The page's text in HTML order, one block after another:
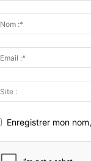
Enregistrer mon